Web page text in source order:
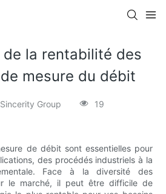
de la rentabilité des
mesure du débit
Sincerity Group 19
de débit sont essentielles pour
des procédés industriels à la
Face à la diversité des
le marché, il peut être difficile de